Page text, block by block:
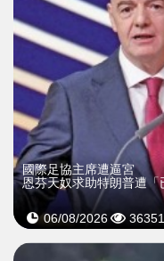
國際足協主席遭逼宮
恩芬天奴求助特朗普遭「
06/08/2026 36351